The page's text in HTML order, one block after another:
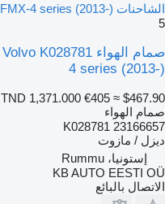
الشاحنات Volvo FH, FM, FMX-4 series (2013-)
5
4 series (2013-)
TND 1,371.000 €405 ≈ $467.90
صمام الهواء
K028781 23166657
ديزل / مازوت
إستونيا، Rummu
KB AUTO EESTI OÜ
الاتصال بالبائع